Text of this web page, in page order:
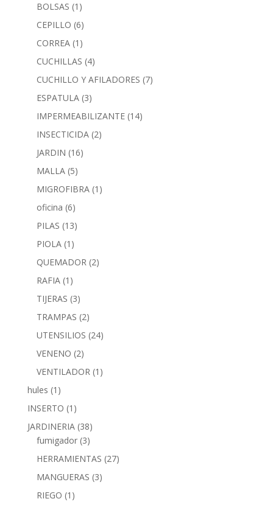
BOLSAS (1)
CEPILLO (6)
CORREA (1)
CUCHILLAS (4)
CUCHILLO Y AFILADORES (7)
ESPATULA (3)
IMPERMEABILIZANTE (14)
INSECTICIDA (2)
JARDIN (16)
MALLA (5)
MIGROFIBRA (1)
oficina (6)
PILAS (13)
PIOLA (1)
QUEMADOR (2)
RAFIA (1)
TIJERAS (3)
TRAMPAS (2)
UTENSILIOS (24)
VENENO (2)
VENTILADOR (1)
hules (1)
INSERTO (1)
JARDINERIA (38)
fumigador (3)
HERRAMIENTAS (27)
MANGUERAS (3)
RIEGO (1)